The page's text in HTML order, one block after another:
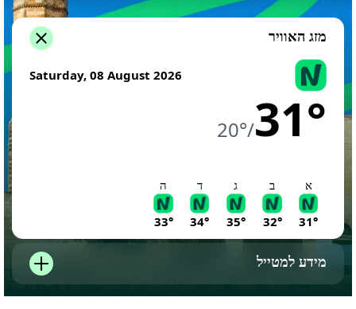
מזג האוויר
Saturday, 08 August 2026
31°
/
20°
א
31°
ב
32°
ג
35°
ד
34°
ה
33°
מידע למטייל